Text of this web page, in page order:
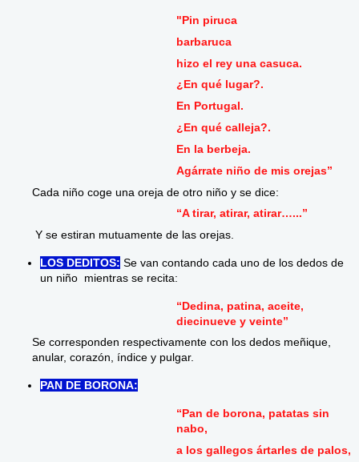
"Pin piruca
barbaruca
hizo el rey una casuca.
¿En qué lugar?.
En Portugal.
¿En qué calleja?.
En la berbeja.
Agárrate niño de mis orejas”
Cada niño coge una oreja de otro niño y se dice:
“A tirar, atirar, atirar…...”
Y se estiran mutuamente de las orejas.
LOS DEDITOS: Se van contando cada uno de los dedos de
un niño mientras se recita:
“Dedina, patina, aceite,
diecinueve y veinte”
Se corresponden respectivamente con los dedos meñique,
anular, corazón, índice y pulgar.
PAN DE BORONA:
“Pan de borona, patatas sin
nabo,
a los gallegos ártarles de palos,